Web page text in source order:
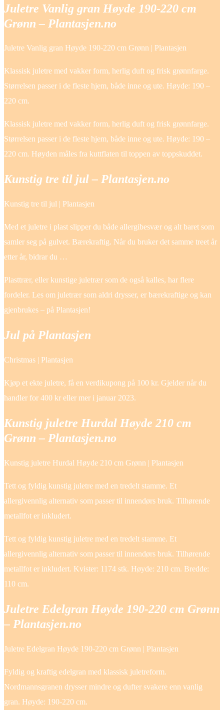
Juletre Vanlig gran Høyde 190-220 cm
Grønn – Plantasjen.no
Juletre Vanlig gran Høyde 190-220 cm Grønn | Plantasjen
Klassisk juletre med vakker form, herlig duft og frisk grønnfarge.
Størrelsen passer i de fleste hjem, både inne og ute. Høyde: 190 –
220 cm.
Klassisk juletre med vakker form, herlig duft og frisk grønnfarge.
Størrelsen passer i de fleste hjem, både inne og ute. Høyde: 190 –
220 cm. Høyden måles fra kuttflaten til toppen av toppskuddet.
Kunstig tre til jul – Plantasjen.no
Kunstig tre til jul | Plantasjen
Med et juletre i plast slipper du både allergibesvær og alt baret som
samler seg på gulvet. Bærekraftig. Når du bruker det samme treet år
etter år, bidrar du …
Plasttrær, eller kunstige juletrær som de også kalles, har flere
fordeler. Les om juletrær som aldri drysser, er bærekraftige og kan
gjenbrukes – på Plantasjen!
Jul på Plantasjen
Christmas | Plantasjen
Kjøp et ekte juletre, få en verdikupong på 100 kr. Gjelder når du
handler for 400 kr eller mer i januar 2023.
Kunstig juletre Hurdal Høyde 210 cm
Grønn – Plantasjen.no
Kunstig juletre Hurdal Høyde 210 cm Grønn | Plantasjen
Tett og fyldig kunstig juletre med en tredelt stamme. Et
allergivennlig alternativ som passer til innendørs bruk. Tilhørende
metallfot er inkludert.
Tett og fyldig kunstig juletre med en tredelt stamme. Et
allergivennlig alternativ som passer til innendørs bruk. Tilhørende
metallfot er inkludert. Kvister: 1174 stk. Høyde: 210 cm. Bredde:
110 cm.
Juletre Edelgran Høyde 190-220 cm Grønn
– Plantasjen.no
Juletre Edelgran Høyde 190-220 cm Grønn | Plantasjen
Fyldig og kraftig edelgran med klassisk juletreform.
Nordmannsgranen drysser mindre og dufter svakere enn vanlig
gran. Høyde: 190-220 cm.